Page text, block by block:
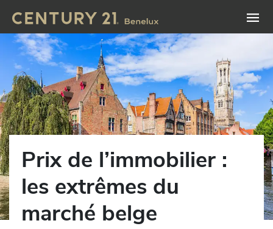
Prix de l’immobilier :
les extrêmes du
marché belge